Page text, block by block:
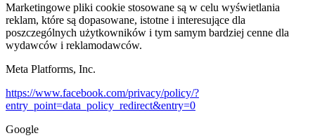
Marketingowe pliki cookie stosowane są w celu wyświetlania
reklam, które są dopasowane, istotne i interesujące dla
poszczególnych użytkowników i tym samym bardziej cenne dla
wydawców i reklamodawców.
Meta Platforms, Inc.
https://www.facebook.com/privacy/policy/?
entry_point=data_policy_redirect&entry=0
Google